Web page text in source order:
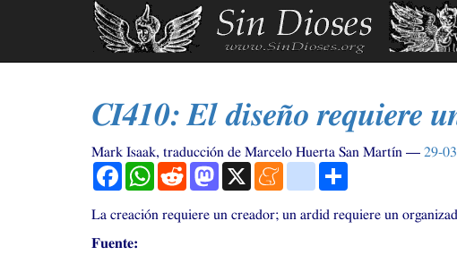
CI410: El diseño requiere
Mark Isaak, traducción de Marcelo Huerta San Martín 29-
FacebookWhatsApp
RedditMastodon
X Meneameblogger_post
La creación requiere un creador; un ardid requiere un
Fuente: